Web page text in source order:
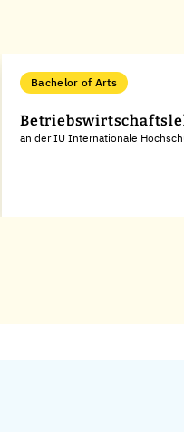
Bachelor of Arts
an der IU Internationale